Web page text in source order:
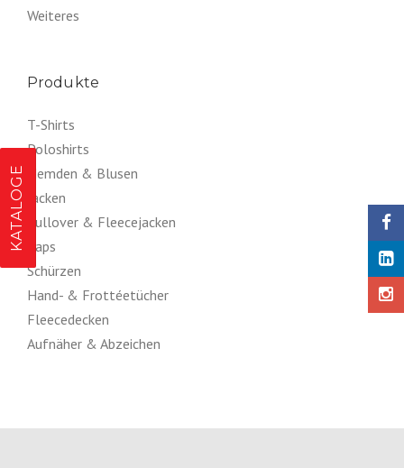
Weiteres
Produkte
T-Shirts
Poloshirts
Hemden & Blusen
Jacken
Pullover & Fleecejacken
Caps
Schürzen
Hand- & Frottéetücher
Fleecedecken
Aufnäher & Abzeichen
KATALOGE